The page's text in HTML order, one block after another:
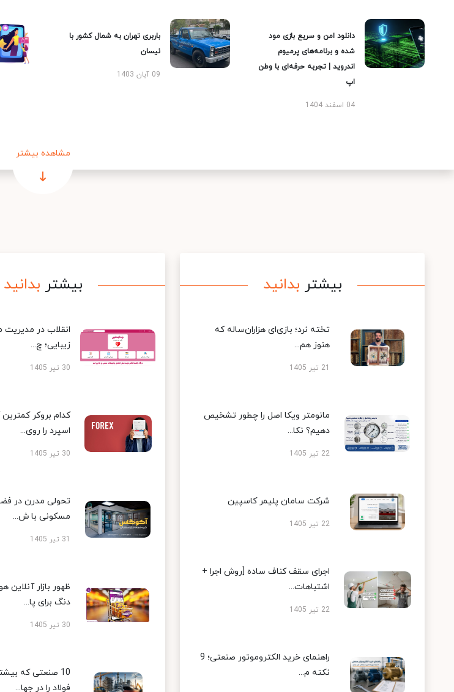
دانلود امن و سریع بازی مود
شده و برنامه‌های پرمیوم
اندروید | تجربه حرفه‌ای با وطن
اپ
04 اسفند 1404
باربری تهران به شمال کشور با
نیسان
09 آبان 1403
مشاهده بیشتر
بیشتر بدانید
تخته نرد؛ بازی‌ای هزاران‌ساله که
هنوز هم...
21 تیر 1405
مانومتر ویکا اصل را چطور تشخیص
دهیم؟ نکا...
22 تیر 1405
شرکت سامان پلیمر کاسپین
22 تیر 1405
اجرای سقف کناف ساده [روش اجرا +
اشتباهات...
22 تیر 1405
راهنمای خرید الکتروموتور صنعتی؛ 9
نکته م...
بیشتر بدانید
انقلاب در مدیریت
زیبایی؛ چ...
30 تیر 1405
کدام بروکر
اسپرد را روی...
30 تیر 1405
تحولی مدرن در
مسکونی با ش...
31 تیر 1405
ظهور بازار
دنگ برای پا...
30 تیر 1405
10 صنعتی که
فولاد را در جها...